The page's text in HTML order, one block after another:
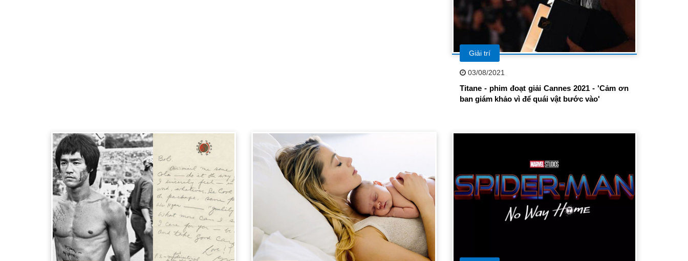
Giải trí
03/08/2021
Titane - phim đoạt giải Cannes 2021 - 'Cảm ơn
ban giám khảo vì để quái vật bước vào'